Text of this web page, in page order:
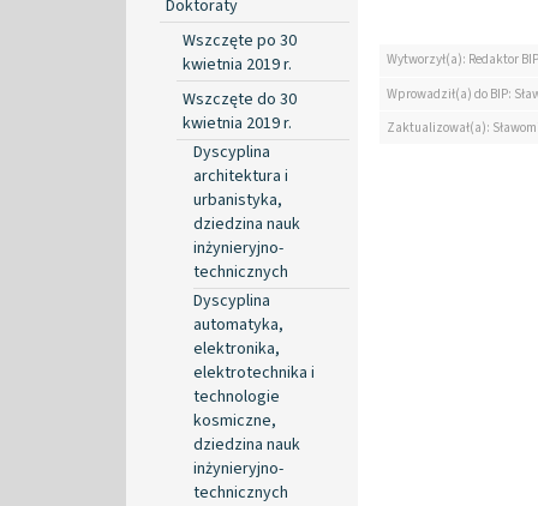
Doktoraty
Wszczęte po 30
kwietnia 2019 r.
Wszczęte do 30
kwietnia 2019 r.
Dyscyplina
architektura i
urbanistyka,
dziedzina nauk
inżynieryjno-
technicznych
Dyscyplina
automatyka,
elektronika,
elektrotechnika i
technologie
kosmiczne,
dziedzina nauk
inżynieryjno-
technicznych
Wytworzył(a): Redaktor BIP
Wprowadził(a) do BIP:
Zaktualizował(a):